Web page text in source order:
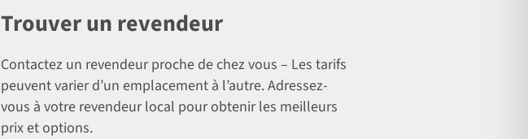
Trouver un revendeur
Contactez un revendeur proche de chez vous – Les tarifs
peuvent varier d’un emplacement à l’autre. Adressez-
vous à votre revendeur local pour obtenir les meilleurs
prix et options.